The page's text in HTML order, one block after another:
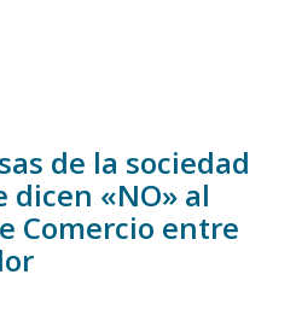
de la sociedad
dicen «NO» al
Comercio entre